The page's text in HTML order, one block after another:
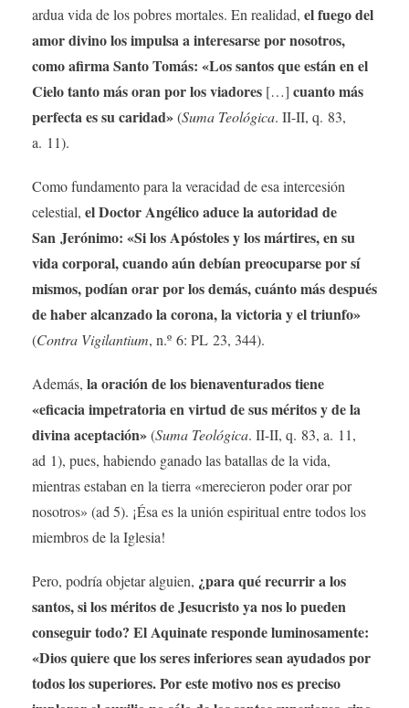
ardua vida de los pobres mortales. En realidad, el fuego del
amor divino los impulsa a interesarse por nosotros,
como afirma Santo Tomás: «Los santos que están en el
Cielo tanto más oran por los viadores[…] cuanto más
perfecta es su caridad»(Suma Teológica. II-II, q. 83,
a. 11).
Como fundamento para la veracidad de esa intercesión
celestial, el Doctor Angélico aduce la autoridad de
San Jerónimo: «Si los Apóstoles y los mártires, en su
vida corporal, cuando aún debían preocuparse por sí
mismos, podían orar por los demás, cuánto más después
de haber alcanzado la corona, la victoria y el triunfo»
(Contra Vigilantium, n.º 6: PL 23, 344).
Además, la oración de los bienaventurados tiene
«eficacia impetratoria en virtud de sus méritos y de la
divina aceptación»(Suma Teológica. II-II, q. 83, a. 11,
ad 1), pues, habiendo ganado las batallas de la vida,
mientras estaban en la tierra «merecieron poder orar por
nosotros» (ad 5). ¡Ésa es la unión espiritual entre todos los
miembros de la Iglesia!
Pero, podría objetar alguien, ¿para qué recurrir a los
santos, si los méritos de Jesucristo ya nos lo pueden
conseguir todo? El Aquinate responde luminosamente:
«Dios quiere que los seres inferiores sean ayudados por
todos los superiores. Por este motivo nos es preciso